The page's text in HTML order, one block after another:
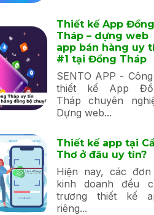
Thiết kế App Đồng
Tháp – dựng web
app bán hàng uy
#1 tại Đồng Tháp
SENTO APP -
thiết kế App
Tháp chuyên
Dựng web...
Thiết kế app tại
Thơ ở đâu uy tín?
Hiện nay, các
kinh doanh đều
trương thiết kế
riêng...